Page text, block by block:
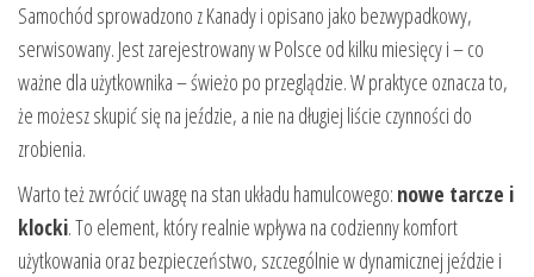
Samochód sprowadzono z Kanady i opisano jako bezwypadkowy,
serwisowany. Jest zarejestrowany w Polsce od kilku miesięcy i – co
ważne dla użytkownika – świeżo po przeglądzie. W praktyce oznacza to,
że możesz skupić się na jeździe, a nie na długiej liście czynności do
zrobienia.
Warto też zwrócić uwagę na stan układu hamulcowego: nowe tarcze i
klocki. To element, który realnie wpływa na codzienny komfort
użytkowania oraz bezpieczeństwo, szczególnie w dynamicznej jeździe i